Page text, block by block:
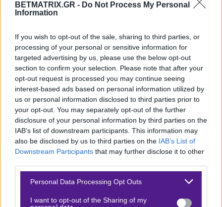
BETMATRIX.GR - Do Not Process My Personal
Information
If you wish to opt-out of the sale, sharing to third parties, or
processing of your personal or sensitive information for
targeted advertising by us, please use the below opt-out
section to confirm your selection. Please note that after your
opt-out request is processed you may continue seeing
interest-based ads based on personal information utilized by
us or personal information disclosed to third parties prior to
your opt-out. You may separately opt-out of the further
disclosure of your personal information by third parties on the
IAB’s list of downstream participants. This information may
also be disclosed by us to third parties on the IAB’s List of
Downstream Participants that may further disclose it to other
Please note that this website/app uses one or more Google
not limited to your visit or usage behaviour. You may click to
Personal Data Processing Opt Outs
I want to opt-out of the Sharing of my
ΝΕΟ: 🎁Προσφορά με 400 Δώρα* χωρίς κατάθεση!
Όλα αυτά κι άλλα πολλά. Καλή μας επιτυχία, καλή
θέαση και φυσικά, μην ξεχνάτε… την αγάπη μου…❤️
Υ.Γ.1: Στον τίτλο μας φιλοξενείται στίχος από το
ομώνυμο viral κομμάτι της Johanna, το οποίο αν δεν
απατώμαι είναι διασκευή αιγυπτιακού τραγουδιού.
Y.Γ.2: Περισσότερες στοιχηματικές προτάσεις θα βρείτε
στο κανάλι επικοινωνίας μου στο Instagram, ΕΔΩ
ΕΕΕΠ | 21+ | ΠΑΙΞΕ ΥΠΕΥΘΥΝΑ
Δείτε με ένα κλικ τις καλύτερες προσφορές της ημέρας